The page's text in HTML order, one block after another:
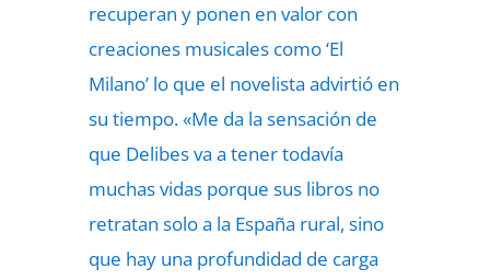
recuperan y ponen en valor con
creaciones musicales como ‘El
Milano’ lo que el novelista advirtió en
su tiempo. «Me da la sensación de
que Delibes va a tener todavía
muchas vidas porque sus libros no
retratan solo a la España rural, sino
que hay una profundidad de carga